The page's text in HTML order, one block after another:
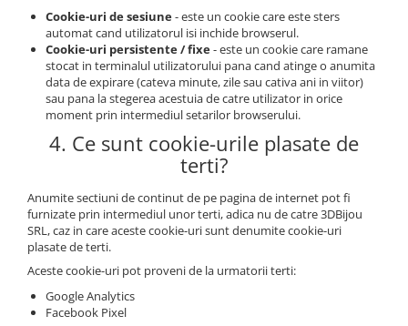
Cookie-uri de sesiune- este un cookie care este sters
automat cand utilizatorul isi inchide browserul.
Cookie-uri persistente / fixe- este un cookie care ramane
stocat in terminalul utilizatorului pana cand atinge o anumita
data de expirare (cateva minute, zile sau cativa ani in viitor)
sau pana la stegerea acestuia de catre utilizator in orice
moment prin intermediul setarilor browserului.
4. Ce sunt cookie-urile plasate de
terti?
Anumite sectiuni de continut de pe pagina de internet pot fi
furnizate prin intermediul unor terti, adica nu de catre 3DBijou
SRL, caz in care aceste cookie-uri sunt denumite cookie-uri
plasate de terti.
Aceste cookie-uri pot proveni de la urmatorii terti:
Google Analytics
Facebook Pixel